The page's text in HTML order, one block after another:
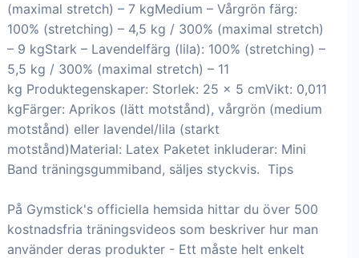
(maximal stretch) – 7 kgMedium – Vårgrön färg:
100% (stretching) – 4,5 kg / 300% (maximal stretch)
– 9 kgStark – Lavendelfärg (lila): 100% (stretching) –
5,5 kg / 300% (maximal stretch) – 11
kg Produktegenskaper: Storlek: 25 x 5 cmVikt: 0,011
kgFärger: Aprikos (lätt motstånd), vårgrön (medium
motstånd) eller lavendel/lila (starkt
motstånd)Material: Latex Paketet inkluderar: Mini
Band träningsgummiband, säljes styckvis. Tips
På Gymstick's officiella hemsida hittar du över 500
kostnadsfria träningsvideos som beskriver hur man
använder deras produkter - Ett måste helt enkelt